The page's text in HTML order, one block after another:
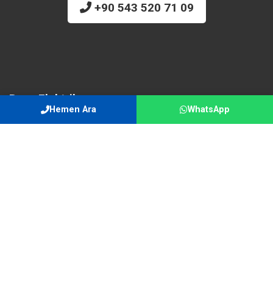
+90 543 520 71 09
Buca Elektrik
Hemen Ara WhatsApp